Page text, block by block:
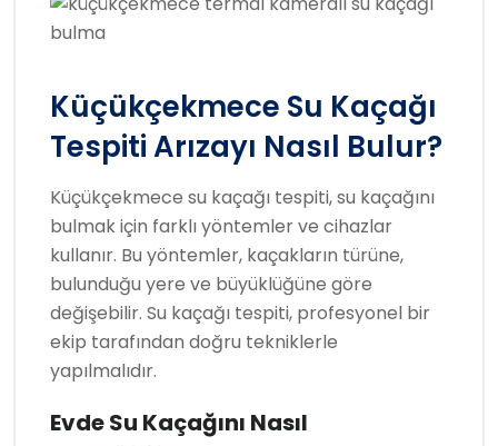
Küçükçekmece Su Kaçağı
Tespiti Arızayı Nasıl Bulur?
Küçükçekmece su kaçağı tespiti, su kaçağını
bulmak için farklı yöntemler ve cihazlar
kullanır. Bu yöntemler, kaçakların türüne,
bulunduğu yere ve büyüklüğüne göre
değişebilir. Su kaçağı tespiti, profesyonel bir
ekip tarafından doğru tekniklerle
yapılmalıdır.
Evde Su Kaçağını Nasıl